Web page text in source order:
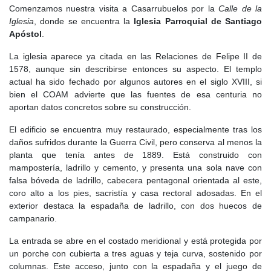
lugares próximos, como Ugena, Torrejón de Illescas y Boadilla. La
repoblación de Illescas atrajo a nuevos pobladores, entre ellos
francos o gascones, favorecidos en el reparto de tierras.
Durante esta centuria, Illescas pasó por distintas situaciones
jurisdiccionales. Alfonso VII la entregó al obispado de Segovia,
aunque la recuperó poco después mediante un trueque. Más
tarde, en 1158, Sancho III la cedió, junto con Azaña, al arzobispo
de Toledo. Esta dependencia eclesiástica dio lugar a frecuentes
conflictos entre el concejo de Illescas y el arzobispado toledano,
ya que el concejo defendía sus antiguos derechos frente al
dominio señorial de la Iglesia.
En el Siglo XIII
, la zona continuó bajo la influencia de Illescas y
del arzobispado de Toledo, dentro de un territorio donde
persistieron las disputas por términos, heredades y derechos de
aprovechamiento. La confirmación de la carta puebla por Alfonso
X en 1265 reforzó la importancia de Illescas como centro
articulador de este espacio. Casarrubuelos aparece así vinculado
a la evolución histórica de La Sagra y a los procesos de
consolidación del poblamiento castellano en el sur de la actual
Comenzamos nuestra visita a Casarrubuelos por laCalle de la
Iglesia, donde se encuentra la Iglesia Parroquial de Santiago
Apóstol.
La iglesia aparece ya citada en las Relaciones de Felipe II de
1578, aunque sin describirse entonces su aspecto. El templo
actual ha sido fechado por algunos autores en el siglo XVIII, si
bien el COAM advierte que las fuentes de esa centuria no
aportan datos concretos sobre su construcción.
El edificio se encuentra muy restaurado, especialmente tras los
daños sufridos durante la Guerra Civil, pero conserva al menos la
planta que tenía antes de 1889. Está construido con
mampostería, ladrillo y cemento, y presenta una sola nave con
falsa bóveda de ladrillo, cabecera pentagonal orientada al este,
coro alto a los pies, sacristía y casa rectoral adosadas. En el
exterior destaca la espadaña de ladrillo, con dos huecos de
campanario.
La entrada se abre en el costado meridional y está protegida por
un porche con cubierta a tres aguas y teja curva, sostenido por
columnas. Este acceso, junto con la espadaña y el juego de